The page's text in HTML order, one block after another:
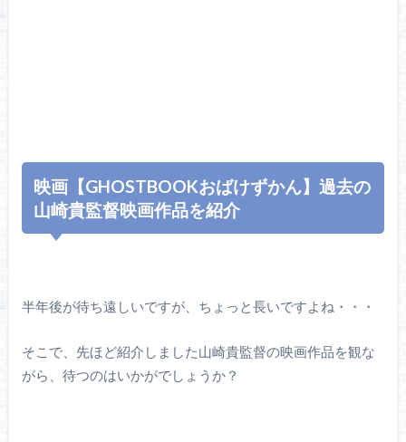
映画【GHOSTBOOKおばけずかん】過去の
山崎貴監督映画作品を紹介
半年後が待ち遠しいですが、ちょっと長いですよね・・・
そこで、先ほど紹介しました山崎貴監督の映画作品を観な
がら、待つのはいかがでしょうか？